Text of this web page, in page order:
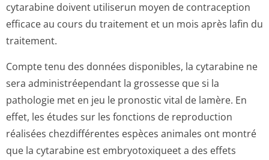
cytarabine doivent utiliserun moyen de contraception
efficace au cours du traitement et un mois après lafin du
traitement.
Compte tenu des données disponibles, la cytarabine ne
sera administréependant la grossesse que si la
pathologie met en jeu le pronostic vital de lamère. En
effet, les études sur les fonctions de reproduction
réalisées chezdifférentes espèces animales ont montré
que la cytarabine est embryotoxiqueet a des effets